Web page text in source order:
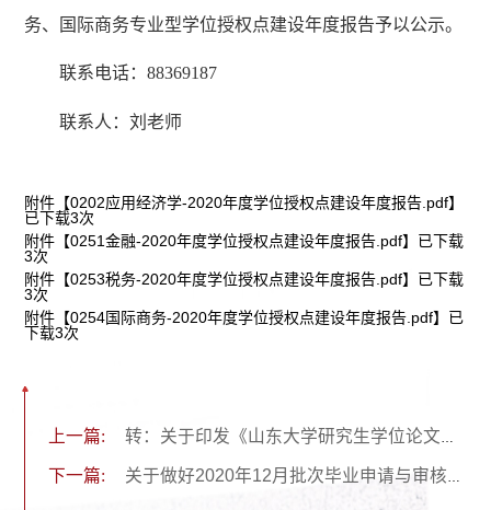
务、国际商务专业型学位授权点建设年度报告予以公示。
联系电话： 88369187
联系人：刘老师
附件【0202应用经济学-2020年度学位授权点建设年度报告.pdf】
已下载3次
附件【0251金融-2020年度学位授权点建设年度报告.pdf】已下载
3次
附件【0253税务-2020年度学位授权点建设年度报告.pdf】已下载
3次
附件【0254国际商务-2020年度学位授权点建设年度报告.pdf】已
下载3次
上一篇: 转：关于印发《山东大学研究生学位论文撰写指南》的通知
下一篇: 关于做好2020年12月批次毕业申请与审核工作的通知